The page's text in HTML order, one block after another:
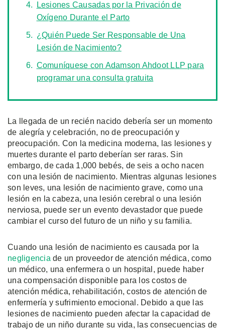
Lesiones Causadas por la Privación de
Oxígeno Durante el Parto
¿Quién Puede Ser Responsable de Una
Lesión de Nacimiento?
Comuníquese con Adamson Ahdoot LLP para
programar una consulta gratuita
La llegada de un recién nacido debería ser un momento
de alegría y celebración, no de preocupación y
preocupación. Con la medicina moderna, las lesiones y
muertes durante el parto deberían ser raras. Sin
embargo, de cada 1,000 bebés, de seis a ocho nacen
con una lesión de nacimiento. Mientras algunas lesiones
son leves, una lesión de nacimiento grave, como una
lesión en la cabeza, una lesión cerebral o una lesión
nerviosa, puede ser un evento devastador que puede
cambiar el curso del futuro de un niño y su familia.
Cuando una lesión de nacimiento es causada por la
negligencia de un proveedor de atención médica, como
un médico, una enfermera o un hospital, puede haber
una compensación disponible para los costos de
atención médica, rehabilitación, costos de atención de
enfermería y sufrimiento emocional. Debido a que las
lesiones de nacimiento pueden afectar la capacidad de
trabajo de un niño durante su vida, las consecuencias de